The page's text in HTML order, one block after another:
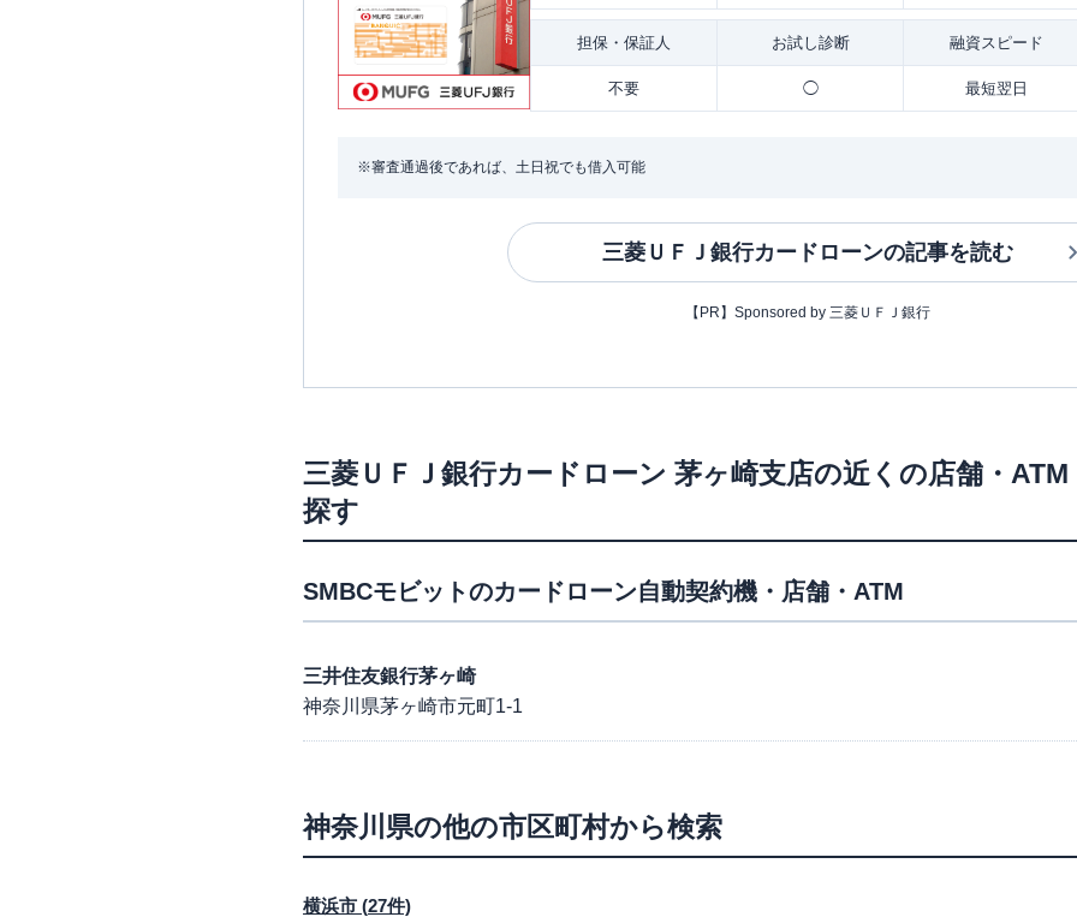
担保・ 保証人 お試し診断 融資スピード
不要 ◯ 最短翌日
※審査通過後であれば、土日祝でも借入可能
三菱ＵＦＪ銀行カードローンの記事を読む
【PR】Sponsored by 三菱ＵＦＪ銀行
三菱ＵＦＪ銀行カードローン 茅ヶ崎支店の近くの店舗・
探す
SMBCモビットのカードローン自動契約機・店舗・ATM
三井住友銀行茅ヶ崎
神奈川県茅ヶ崎市元町1-1
神奈川県の他の市区町村から検索
横浜市 (27件)